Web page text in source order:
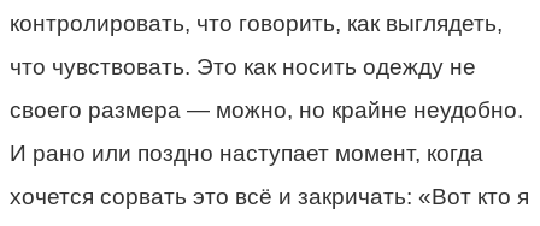
контролировать, что говорить, как выглядеть,
что чувствовать. Это как носить одежду не
своего размера — можно, но крайне неудобно.
И рано или поздно наступает момент, когда
хочется сорвать это всё и закричать: «Вот кто я